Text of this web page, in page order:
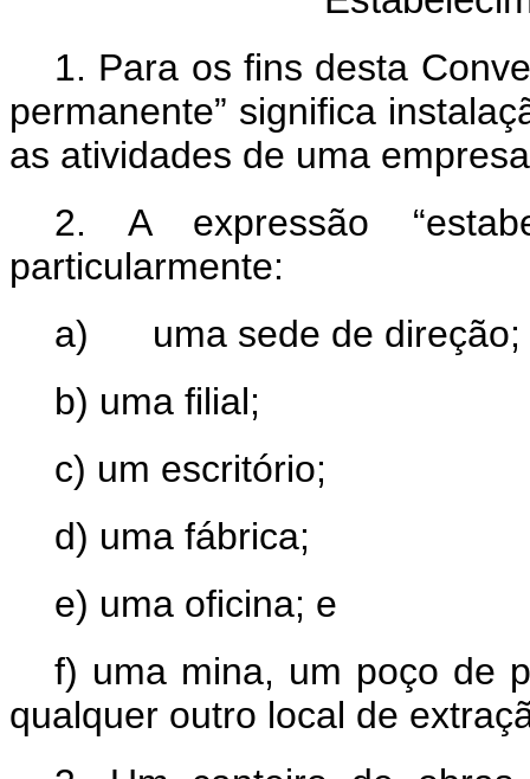
1. Para os fins desta
permanente” significa
as atividades de uma
2. A expressão
particularmente:
a) uma sede de direção;
b) uma filial;
c) um escritório;
d) uma fábrica;
e) uma oficina; e
f) uma mina, um poço de
qualquer outro local de